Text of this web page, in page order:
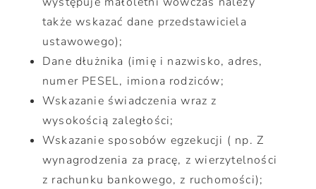
także wskazać dane przedstawiciela
ustawowego);
Dane dłużnika (imię i nazwisko, adres,
numer PESEL, imiona rodziców;
Wskazanie świadczenia wraz z
wysokością zaległości;
Wskazanie sposobów egzekucji ( np. Z
wynagrodzenia za pracę, z wierzytelności
z rachunku bankowego, z ruchomości);